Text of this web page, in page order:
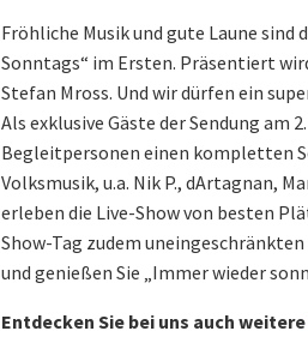
Fröhliche Musik und gute Laune
Sonntags“ im Ersten. Präsentiert
Stefan Mross. Und wir dürfen ein
Als exklusive Gäste der Sendung am
Begleitpersonen einen kompletten
Volksmusik, u.a. Nik P., dArtagnan,
erleben die Live-Show von besten
Show-Tag zudem
und genießen Sie „Immer wieder
Entdecken Sie bei uns auch weitere